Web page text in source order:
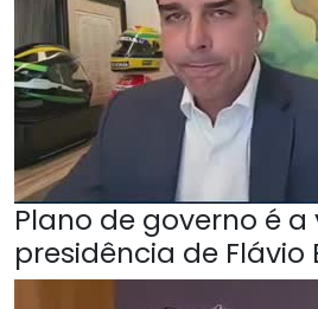
Plano de governo é a
presidência de Flávio